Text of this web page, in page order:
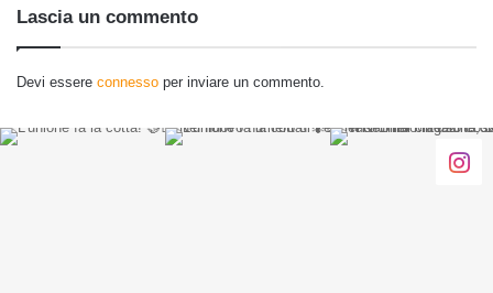
Lascia un commento
Devi essere connesso per inviare un commento.